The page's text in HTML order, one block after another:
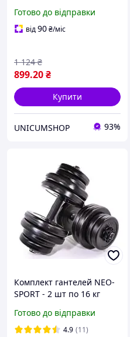
х 1.1 м NET Одностороння
(VN-3)
Готово до відправки
від90₴/міс
899.20₴
1 124 ₴
Купити
UNICUMSHOP 93%
Комплект гантелей NEO-
SPORT - 2 шт по 16 кг
дисками
Готово до відправки
4.9 (11)